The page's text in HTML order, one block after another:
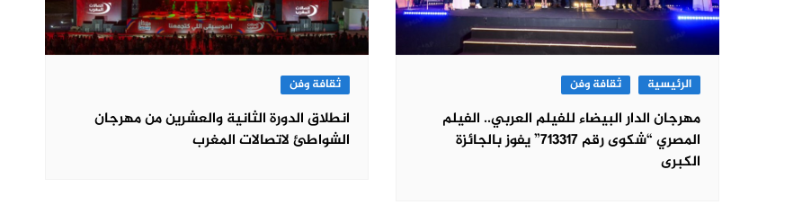
الرئيسية ثقافة وفن
مهرجان الدار البيضاء للفيلم العربي.. الفيلم
المصري “شكوى رقم 713317” يفوز بالجائزة
الكبرى
ثقافة وفن
انطلاق الدورة الثانية والعشرين من مهرجان
الشواطئ لاتصالات المغرب